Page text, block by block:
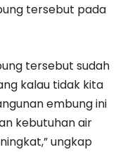
tersebut pada
tersebut sudah
kalau tidak kita
embung ini
kebutuhan air
ungkap